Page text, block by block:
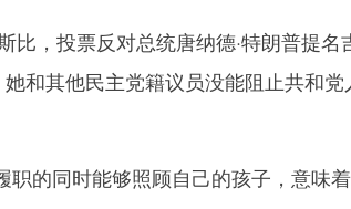
，投票反对总统唐纳德·特朗普提名
和其他民主党籍议员没能阻止共和党
的同时能够照顾自己的孩子，意味